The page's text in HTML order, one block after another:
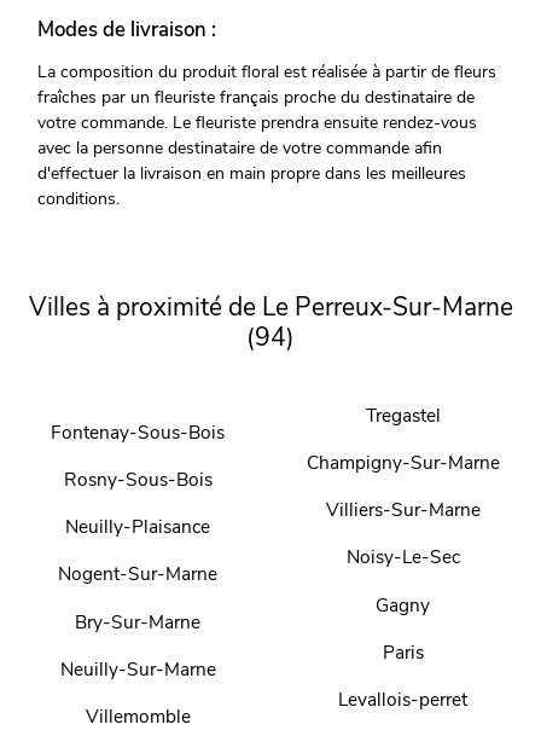
Modes de livraison :
La composition du produit floral est réalisée à partir de fleurs
fraîches par un fleuriste français proche du destinataire de
votre commande. Le fleuriste prendra ensuite rendez-vous
avec la personne destinataire de votre commande afin
d'effectuer la livraison en main propre dans les meilleures
conditions.
Villes à proximité de Le Perreux-Sur-Marne
(94)
Fontenay-Sous-Bois
Rosny-Sous-Bois
Neuilly-Plaisance
Nogent-Sur-Marne
Bry-Sur-Marne
Neuilly-Sur-Marne
Villemomble
Tregastel
Champigny-Sur-Marne
Villiers-Sur-Marne
Noisy-Le-Sec
Gagny
Paris
Levallois-perret